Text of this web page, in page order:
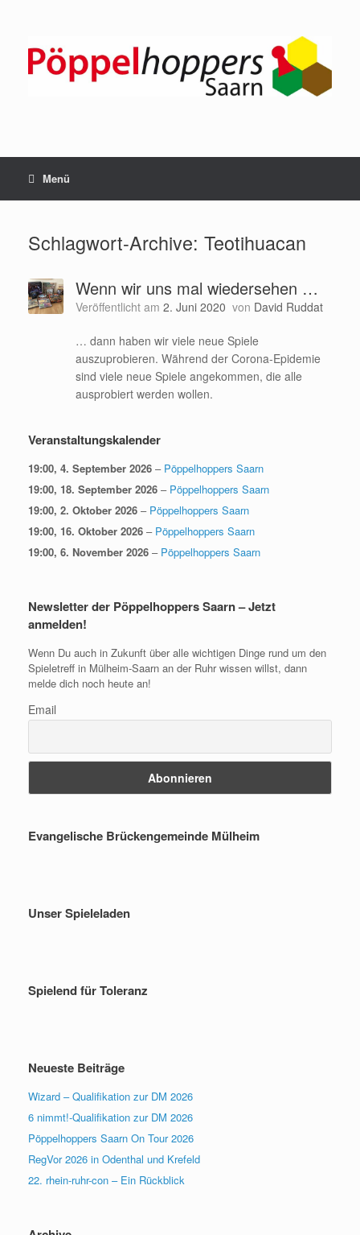
Menü
Schlagwort-Archive: Teotihuacan
Wenn wir uns mal wiedersehen …
Veröffentlicht am 2. Juni 2020 von David Ruddat
… dann haben wir viele neue Spiele
auszuprobieren. Während der Corona-Epidemie
sind viele neue Spiele angekommen, die alle
ausprobiert werden wollen.
Veranstaltungskalender
19:00, 4. September 2026 – Pöppelhoppers Saarn
19:00, 18. September 2026 – Pöppelhoppers Saarn
19:00, 2. Oktober 2026 – Pöppelhoppers Saarn
19:00, 16. Oktober 2026 – Pöppelhoppers Saarn
19:00, 6. November 2026 – Pöppelhoppers Saarn
Newsletter der Pöppelhoppers Saarn – Jetzt
anmelden!
Wenn Du auch in Zukunft über alle wichtigen Dinge rund um den
Spieletreff in Mülheim-Saarn an der Ruhr wissen willst, dann
melde dich noch heute an!
Email
Evangelische Brückengemeinde Mülheim
Unser Spieleladen
Spielend für Toleranz
Neueste Beiträge
Wizard – Qualifikation zur DM 2026
6 nimmt!-Qualifikation zur DM 2026
Pöppelhoppers Saarn On Tour 2026
RegVor 2026 in Odenthal und Krefeld
22. rhein-ruhr-con – Ein Rückblick